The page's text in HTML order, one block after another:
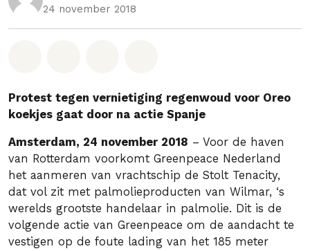
24 november 2018
Protest tegen vernietiging regenwoud voor Oreo
koekjes gaat door na actie Spanje
Amsterdam, 24 november 2018 – Voor de haven
van Rotterdam voorkomt Greenpeace Nederland
het aanmeren van vrachtschip de Stolt Tenacity,
dat vol zit met palmolieproducten van Wilmar, ‘s
werelds grootste handelaar in palmolie. Dit is de
volgende actie van Greenpeace om de aandacht te
vestigen op de foute lading van het 185 meter